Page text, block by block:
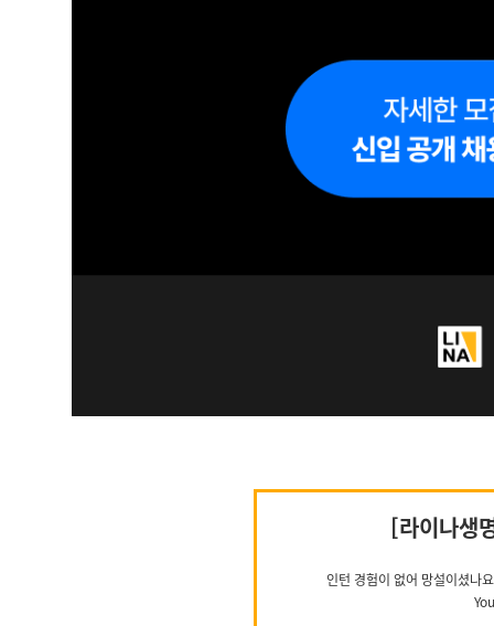
[라이나생
인턴 경험이 없어 망설이셨나